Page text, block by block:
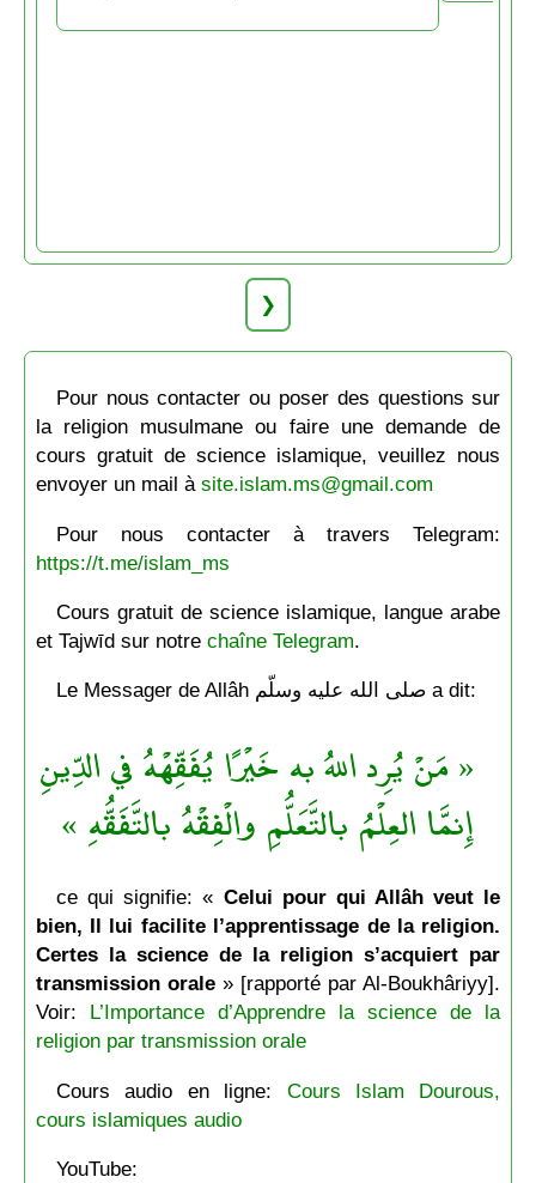
❯
Pour nous contacter ou poser des questions sur
la religion musulmane ou faire une demande de
cours gratuit de science islamique, veuillez nous
envoyer un mail à site.islam.ms@gmail.com
Pour nous contacter à travers Telegram:
https://t.me/islam_ms
Cours gratuit de science islamique, langue arabe
et Tajwīd sur notre chaîne Telegram.
Le Messager de Allâh صلى الله عليه وسلّم a dit:
« مَنْ يُرِد اللهُ به خَيْرًا يُفَقِّهْهُ في الدِّينِ
إِنمَّا العِلْمُ بالتَّعَلُّمِ والْفِقْهُ بالتَّفَقُّهِ »
ce qui signifie: « Celui pour qui Allâh veut le
bien, Il lui facilite l’apprentissage de la religion.
Certes la science de la religion s’acquiert par
transmission orale» [rapporté par Al-Boukhâriyy].
Voir: L’Importance d’Apprendre la science de la
religion par transmission orale
Cours audio en ligne: Cours Islam Dourous,
cours islamiques audio
YouTube: